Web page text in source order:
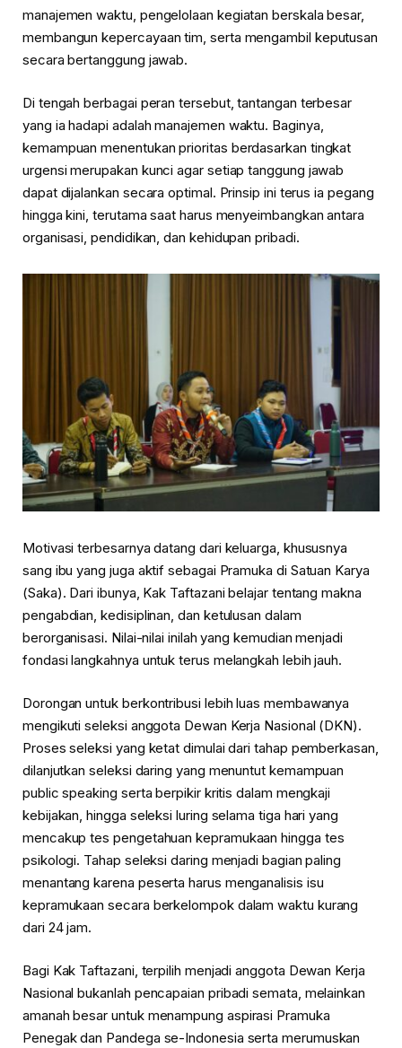
manajemen waktu, pengelolaan kegiatan berskala besar,
membangun kepercayaan tim, serta mengambil keputusan
secara bertanggung jawab.
Di tengah berbagai peran tersebut, tantangan terbesar
yang ia hadapi adalah manajemen waktu. Baginya,
kemampuan menentukan prioritas berdasarkan tingkat
urgensi merupakan kunci agar setiap tanggung jawab
dapat dijalankan secara optimal. Prinsip ini terus ia pegang
hingga kini, terutama saat harus menyeimbangkan antara
organisasi, pendidikan, dan kehidupan pribadi.
Motivasi terbesarnya datang dari keluarga, khususnya
sang ibu yang juga aktif sebagai Pramuka di Satuan Karya
(Saka). Dari ibunya, Kak Taftazani belajar tentang makna
pengabdian, kedisiplinan, dan ketulusan dalam
berorganisasi. Nilai-nilai inilah yang kemudian menjadi
fondasi langkahnya untuk terus melangkah lebih jauh.
Dorongan untuk berkontribusi lebih luas membawanya
mengikuti seleksi anggota Dewan Kerja Nasional (DKN).
Proses seleksi yang ketat dimulai dari tahap pemberkasan,
dilanjutkan seleksi daring yang menuntut kemampuan
public speaking serta berpikir kritis dalam mengkaji
kebijakan, hingga seleksi luring selama tiga hari yang
mencakup tes pengetahuan kepramukaan hingga tes
psikologi. Tahap seleksi daring menjadi bagian paling
menantang karena peserta harus menganalisis isu
kepramukaan secara berkelompok dalam waktu kurang
dari 24 jam.
Bagi Kak Taftazani, terpilih menjadi anggota Dewan Kerja
Nasional bukanlah pencapaian pribadi semata, melainkan
amanah besar untuk menampung aspirasi Pramuka
Penegak dan Pandega se-Indonesia serta merumuskan